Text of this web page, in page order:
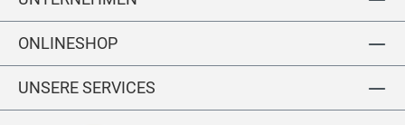
ONLINESHOP
UNSERE SERVICES